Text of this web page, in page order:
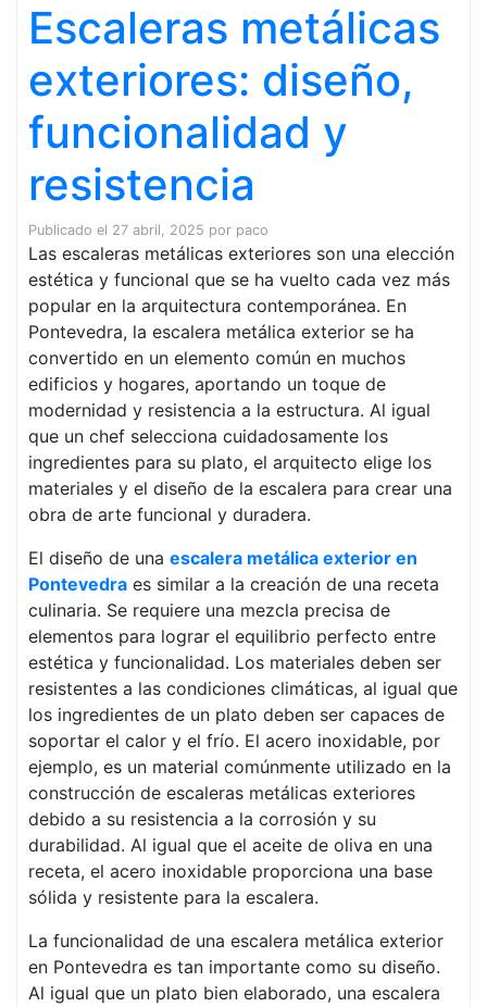
Escaleras metálicas
exteriores: diseño,
funcionalidad y
resistencia
Publicado el 27 abril, 2025 por paco
Las escaleras metálicas exteriores son una elección
estética y funcional que se ha vuelto cada vez más
popular en la arquitectura contemporánea. En
Pontevedra, la escalera metálica exterior se ha
convertido en un elemento común en muchos
edificios y hogares, aportando un toque de
modernidad y resistencia a la estructura. Al igual
que un chef selecciona cuidadosamente los
ingredientes para su plato, el arquitecto elige los
materiales y el diseño de la escalera para crear una
obra de arte funcional y duradera.
El diseño de una escalera metálica exterior en
Pontevedra es similar a la creación de una receta
culinaria. Se requiere una mezcla precisa de
elementos para lograr el equilibrio perfecto entre
estética y funcionalidad. Los materiales deben ser
resistentes a las condiciones climáticas, al igual que
los ingredientes de un plato deben ser capaces de
soportar el calor y el frío. El acero inoxidable, por
ejemplo, es un material comúnmente utilizado en la
construcción de escaleras metálicas exteriores
debido a su resistencia a la corrosión y su
durabilidad. Al igual que el aceite de oliva en una
receta, el acero inoxidable proporciona una base
sólida y resistente para la escalera.
La funcionalidad de una escalera metálica exterior
en Pontevedra es tan importante como su diseño.
Al igual que un plato bien elaborado, una escalera